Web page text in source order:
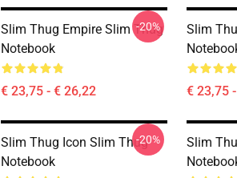
Slim Thug Empire Slim Thug
Notebook
€ 23,75 - € 26,22
-20%
Slim
€ 23,75
Slim Thug Icon Slim Thug
Notebook
-20%
Slim